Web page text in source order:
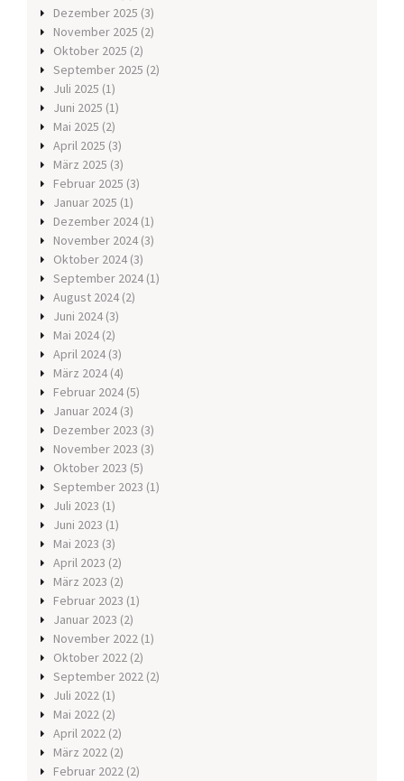
Dezember 2025 (3)
November 2025 (2)
Oktober 2025 (2)
September 2025 (2)
Juli 2025 (1)
Juni 2025 (1)
Mai 2025 (2)
April 2025 (3)
März 2025 (3)
Februar 2025 (3)
Januar 2025 (1)
Dezember 2024 (1)
November 2024 (3)
Oktober 2024 (3)
September 2024 (1)
August 2024 (2)
Juni 2024 (3)
Mai 2024 (2)
April 2024 (3)
März 2024 (4)
Februar 2024 (5)
Januar 2024 (3)
Dezember 2023 (3)
November 2023 (3)
Oktober 2023 (5)
September 2023 (1)
Juli 2023 (1)
Juni 2023 (1)
Mai 2023 (3)
April 2023 (2)
März 2023 (2)
Februar 2023 (1)
Januar 2023 (2)
November 2022 (1)
Oktober 2022 (2)
September 2022 (2)
Juli 2022 (1)
Mai 2022 (2)
April 2022 (2)
März 2022 (2)
Februar 2022 (2)